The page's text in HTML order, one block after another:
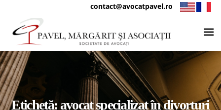
contact@avocatpavel.ro
Etichetă: avocat specializat în divorțuri